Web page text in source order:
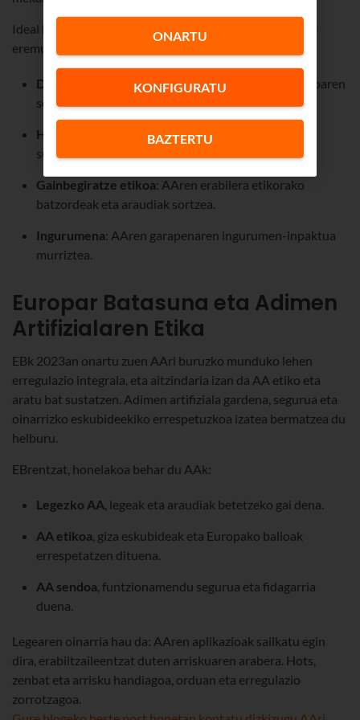
Ideal horiek gauzatu ahal izateko, funtsezko lau ekintza-
eremu ezartzen ditu gomendioak:
Datuen gobernantza: Pribatutasuna eta informazioaren
segurtasuna.
Hezkuntza eta trebakuntza: AAko alfabetatzea
sustatzea.
Gainbegiratze etikoa: AAren erabilera etikorako
batzordeak eta araudiak sortzea.
Ingurumena: AAren garapenaren ingurumen-inpaktua
murriztea.
Europar Batasuna eta Adimen
Artifizialaren Etika
EBk 2023an onartu zuen AAri buruzko munduko lehen
erregulazio integrala, eta aitzindaria izan da AA etiko eta
aratu bat sustatzen. Adimen artifiziala gardena, segurua eta
oinarrizko eskubideekiko errespetuzkoa izatea bermatzea du
helburu.
EBrentzat, honelakoa behar du AAk:
Legezko AA, legeak eta araudiak betetzeko gai dena.
AA etikoa, giza eskubideak eta Europako balioak
errespetatzen dituena.
AA sendoa, funtzionamendu segurua eta fidagarria
duena.
Legearen oinarria hau da: AAren aplikazioak sailkatu egin
dira, erabiltzaileentzat duten arriskuaren arabera. Hots,
zenbat eta arrisku handiagoa, orduan eta erregulazio
zorrotzagoa.
KONFIGURATU
BAZTERTU
ONARTU